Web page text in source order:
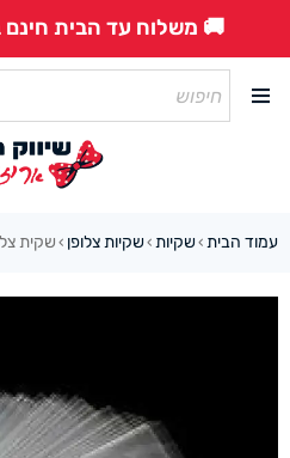
🚚 משלוח עד הבית חינם
עמוד הבית ›שקיות ›שקיות צלופן › שקית צלופן 2845 ס”מ